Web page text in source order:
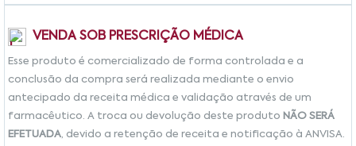
VENDA SOB PRESCRIÇÃO MÉDICA
Esse produto é comercializado de forma controlada e a
conclusão da compra será realizada mediante o envio
antecipado da receita médica e validação através de um
farmacêutico. A troca ou devolução deste produto NÃO SERÁ
EFETUADA, devido a retenção de receita e notificação à ANVISA.